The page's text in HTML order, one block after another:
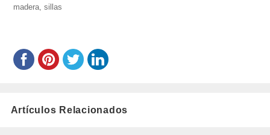
el
madera,sillas
Artículos Relacionados